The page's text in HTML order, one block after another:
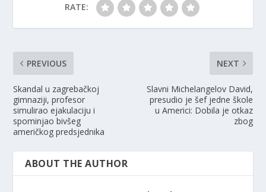
RATE:
PREVIOUS
Skandal u zagrebačkoj
gimnaziji, profesor
simulirao ejakulaciju i
spominjao bivšeg
američkog predsjednika
NEXT
Slavni Michelangelov David,
presudio je šef jedne škole
u Americi: Dobila je otkaz
zbog
ABOUT THE AUTHOR